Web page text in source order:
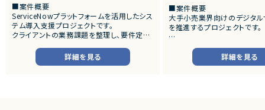
■案件概要
ServiceNowプラットフォームを活用したシス
テム導入支援プロジェクトです。
クライアントの業務課題を整理し、要件定義
だきます。
詳細を見る
■案件概要
大手小売業界向けのデジタ
を推進するプロジェクトです。
■プロダクトやサービスの概
・店舗向けスマホアプリおよ
システムの継続的なエンハ
詳細を見る